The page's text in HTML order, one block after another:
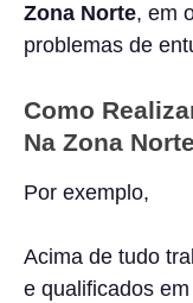
Zona Norte, em
problemas de
Como
Na Zona
Por exemplo,
Acima de tudo
e qualificados em